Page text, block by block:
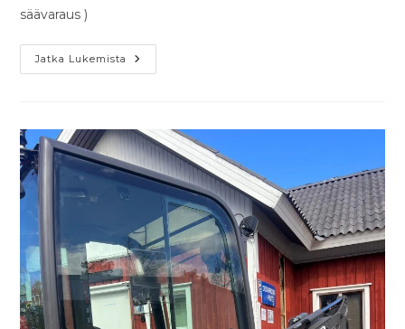
säävaraus )
Jatka Lukemista